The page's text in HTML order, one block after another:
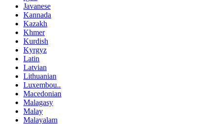
Javanese
Kannada
Kazakh
Khmer
Kurdish
Kyrgyz
Latin
Latvian
Lithuanian
Luxembou..
Macedonian
Malagasy
Malay
Malayalam